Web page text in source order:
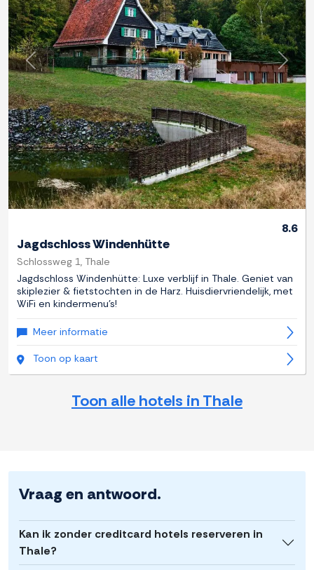
Previous Next
8.6
Jagdschloss Windenhütte
Schlossweg 1, Thale
Jagdschloss Windenhütte: Luxe verblijf in Thale. Geniet van
skiplezier & fietstochten in de Harz. Huisdiervriendelijk, met
WiFi en kindermenu's!
Meer informatie
Toon op kaart
Toon alle hotels in Thale
Vraag en antwoord.
Kan ik zonder creditcard hotels reserveren in
Thale?